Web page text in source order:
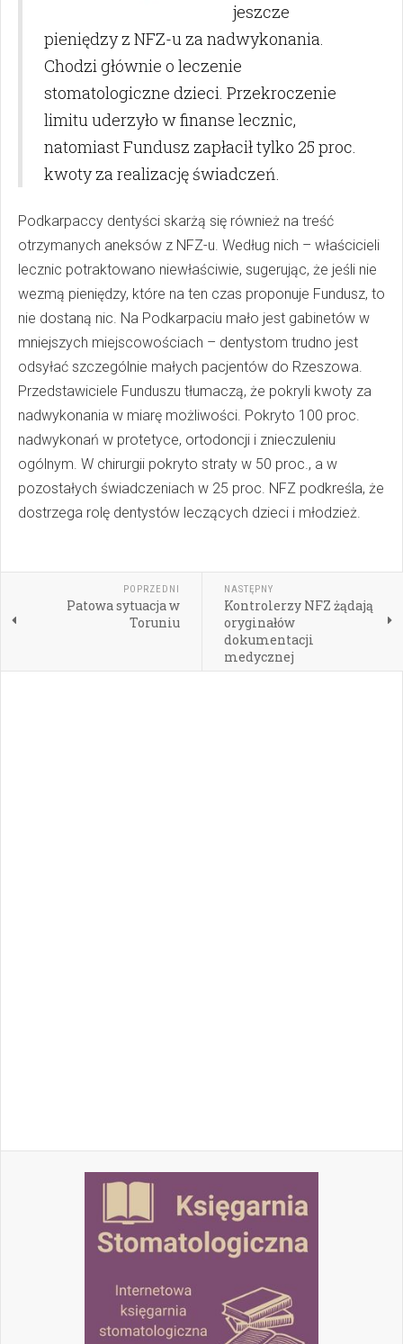
jeszcze
pieniędzy z NFZ-u za nadwykonania.
Chodzi głównie o leczenie
stomatologiczne dzieci. Przekroczenie
limitu uderzyło w finanse lecznic,
natomiast Fundusz zapłacił tylko 25 proc.
kwoty za realizację świadczeń.
Podkarpaccy dentyści skarżą się również na treść
otrzymanych aneksów z NFZ-u. Według nich – właścicieli
lecznic potraktowano niewłaściwie, sugerując, że jeśli nie
wezmą pieniędzy, które na ten czas proponuje Fundusz, to
nie dostaną nic. Na Podkarpaciu mało jest gabinetów w
mniejszych miejscowościach – dentystom trudno jest
odsyłać szczególnie małych pacjentów do Rzeszowa.
Przedstawiciele Funduszu tłumaczą, że pokryli kwoty za
nadwykonania w miarę możliwości. Pokryto 100 proc.
nadwykonań w protetyce, ortodoncji i znieczuleniu
ogólnym. W chirurgii pokryto straty w 50 proc., a w
pozostałych świadczeniach w 25 proc. NFZ podkreśla, że
dostrzega rolę dentystów leczących dzieci i młodzież.
POPRZEDNI
Patowa sytuacja w
Toruniu
NASTĘPNY
Kontrolerzy NFZ żądają
oryginałów
dokumentacji
medycznej